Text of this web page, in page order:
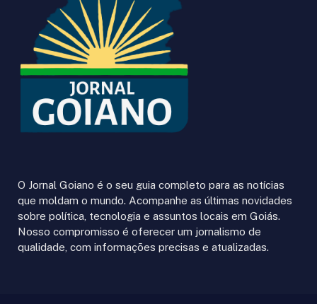
O Jornal Goiano é o seu guia completo para as notícias
que moldam o mundo. Acompanhe as últimas novidades
sobre política, tecnologia e assuntos locais em Goiás.
Nosso compromisso é oferecer um jornalismo de
qualidade, com informações precisas e atualizadas.